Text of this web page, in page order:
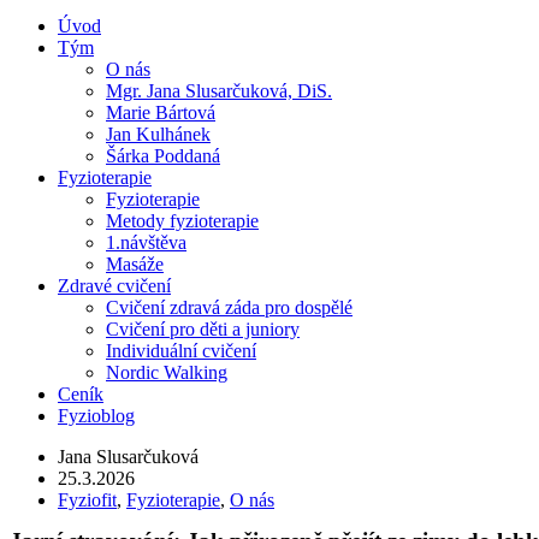
Úvod
Tým
O nás
Mgr. Jana Slusarčuková, DiS.
Marie Bártová
Jan Kulhánek
Šárka Poddaná
Fyzioterapie
Fyzioterapie
Metody fyzioterapie
1.návštěva
Masáže
Zdravé cvičení
Cvičení zdravá záda pro dospělé
Cvičení pro děti a juniory
Individuální cvičení
Nordic Walking
Ceník
Fyzioblog
Jana Slusarčuková
25.3.2026
Fyziofit, Fyzioterapie, O nás